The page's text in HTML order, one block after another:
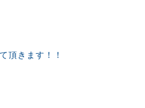
頂きます！！